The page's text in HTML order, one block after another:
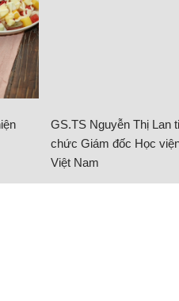
GS.TS Nguyễn Thị Lan
chức Giám đốc Học
Việt Nam